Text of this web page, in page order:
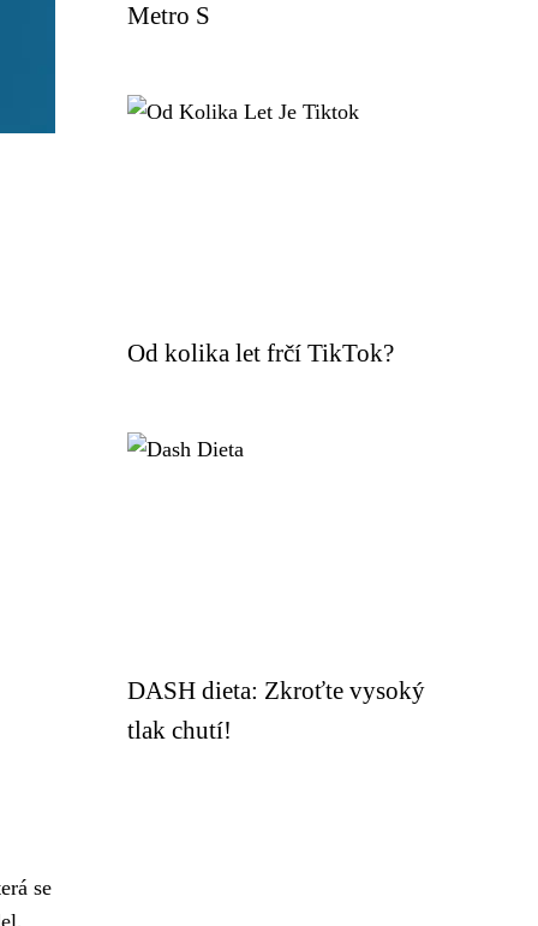
se
Metro S
Od kolika let frčí TikTok?
DASH dieta: Zkroťte vysoký
tlak chutí!